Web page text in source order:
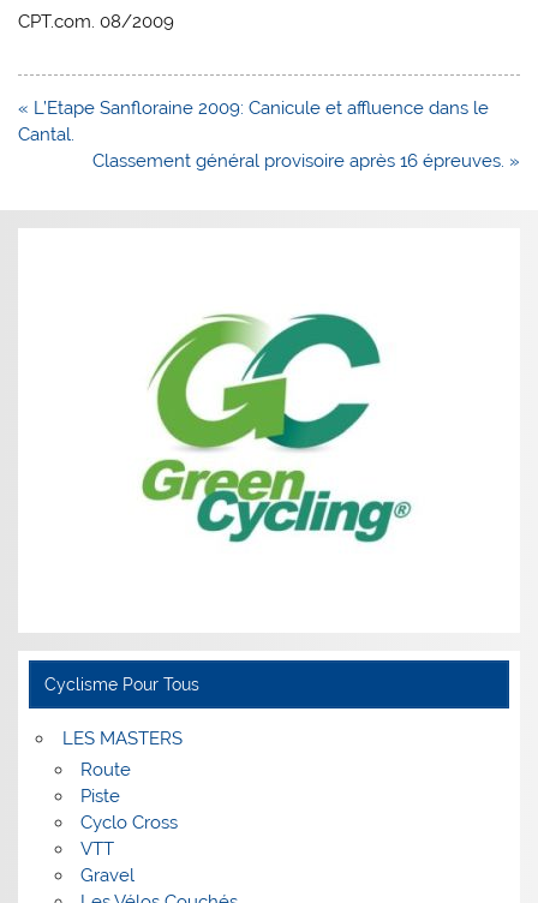
CPT.com. 08/2009
Navigation
de
« L’Etape Sanfloraine 2009: Canicule et affluence dans le
Cantal.
Classement général provisoire après 16 épreuves. »
Cyclisme Pour Tous
LES MASTERS
Route
Piste
Cyclo Cross
VTT
Gravel